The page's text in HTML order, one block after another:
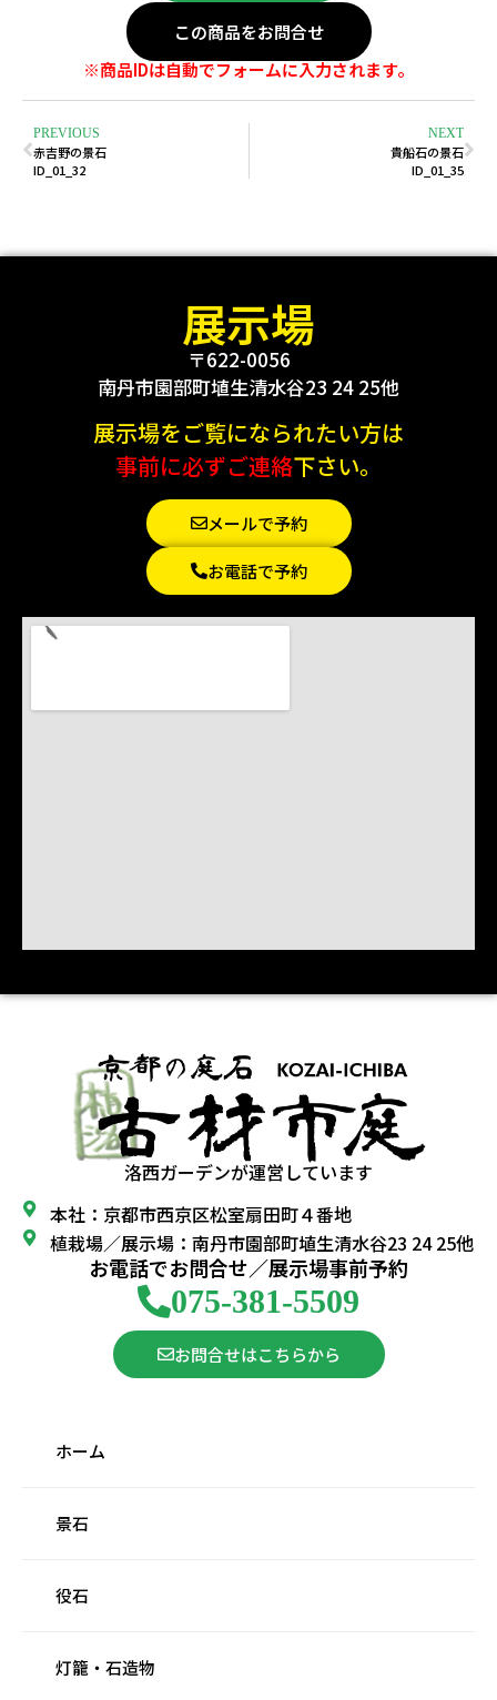
この商品をお問合せ
※商品IDは自動でフォームに入力されます。
PREVIOUS
赤吉野の景石
ID_01_32
NEXT
貴船石の景石
ID_01_35
展示場
〒622-0056
南丹市園部町埴生清水谷23 24 25他
展示場をご覧になられたい方は
事前に必ずご連絡下さい。
メールで予約
お電話で予約
洛西ガーデンが運営しています
本社：京都市西京区松室扇田町４番地
植栽場／展示場：南丹市園部町埴生清水谷23 24 25他
お電話でお問合せ／展示場事前予約
075-381-5509
お問合せはこちらから
ホーム
景石
役石
灯籠・石造物